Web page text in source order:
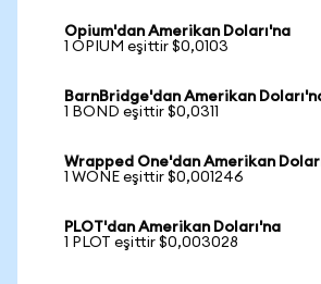
Opium'dan Amerikan Doları'na
1 OPIUM eşittir $0,0103
BarnBridge'dan Amerikan
1 BOND eşittir $0,0311
Wrapped One'dan Amerikan
1 WONE eşittir $0,001246
PLOT'dan Amerikan Doları'na
1 PLOT eşittir $0,003028